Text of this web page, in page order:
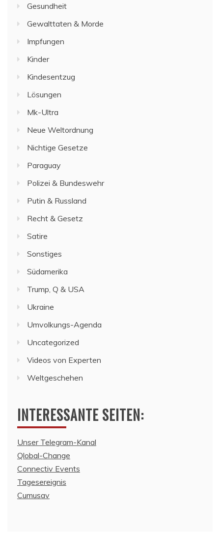
Gesundheit
Gewalttaten & Morde
Impfungen
Kinder
Kindesentzug
Lösungen
Mk-Ultra
Neue Weltordnung
Nichtige Gesetze
Paraguay
Polizei & Bundeswehr
Putin & Russland
Recht & Gesetz
Satire
Sonstiges
Südamerika
Trump, Q & USA
Ukraine
Umvolkungs-Agenda
Uncategorized
Videos von Experten
Weltgeschehen
INTERESSANTE SEITEN:
Unser Telegram-Kanal
Qlobal-Change
Connectiv Events
Tagesereignis
Cumusav